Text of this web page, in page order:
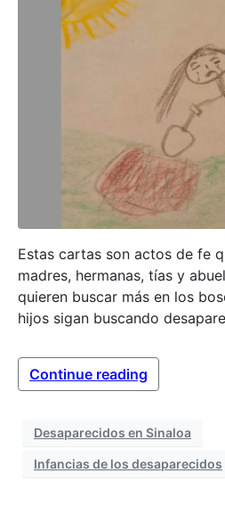
Estas cartas son actos de fe
madres, hermanas, tías y
quieren buscar más en los
hijos sigan buscando
Continue reading
Desaparecidos en Sinaloa
Infancias de los desaparecidos